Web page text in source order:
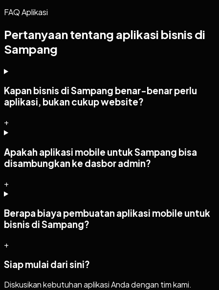
FAQ Aplikasi
Pertanyaan tentang aplikasi bisnis di
Sampang
Kapan bisnis di Sampang benar-benar perlu
aplikasi, bukan cukup website?
+
Apakah aplikasi mobile untuk Sampang bisa
disambungkan ke dasbor admin?
+
Berapa biaya pembuatan aplikasi mobile untuk
bisnis di Sampang?
+
Siap mulai dari sini?
Diskusikan kebutuhan aplikasi Anda dengan tim kami.